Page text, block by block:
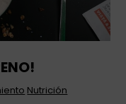
Nutrición